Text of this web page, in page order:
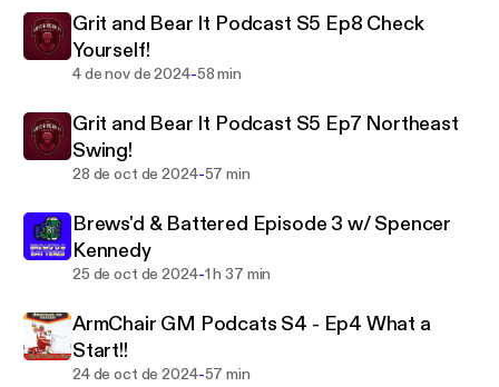
Grit and Bear It Podcast S5 Ep8 Check
Yourself!
4 de nov de 2024-58 min
Grit and Bear It Podcast S5 Ep7 Northeast
Swing!
28 de oct de 2024-57 min
Brews'd & Battered Episode 3 w/ Spencer
Kennedy
25 de oct de 2024-1 h 37 min
ArmChair GM Podcats S4 - Ep4 What a
Start!!
24 de oct de 2024-57 min